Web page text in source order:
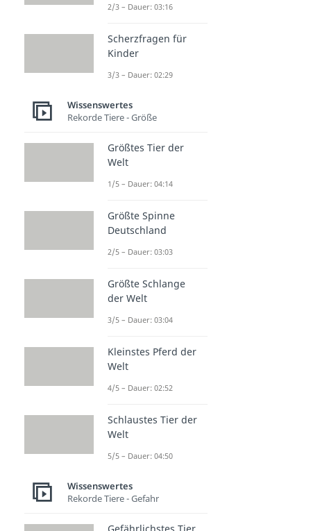
2/3 – Dauer: 03:16
Scherzfragen für
Kinder
3/3 – Dauer: 02:29
Wissenswertes
Rekorde Tiere - Größe
Größtes Tier der
Welt
1/5 – Dauer: 04:14
Größte Spinne
Deutschland
2/5 – Dauer: 03:03
Größte Schlange
der Welt
3/5 – Dauer: 03:04
Kleinstes Pferd der
Welt
4/5 – Dauer: 02:52
Schlaustes Tier der
Welt
5/5 – Dauer: 04:50
Wissenswertes
Rekorde Tiere - Gefahr
Gefährlichstes Tier